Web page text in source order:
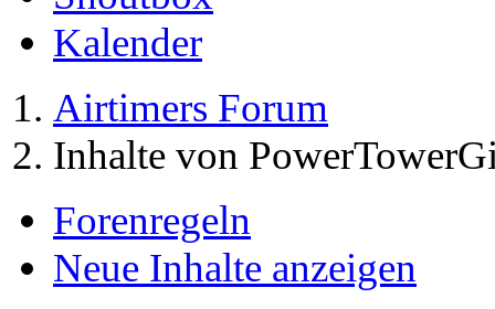
Kalender
Airtimers Forum
Inhalte von
Forenregeln
Neue Inhalte anzeigen